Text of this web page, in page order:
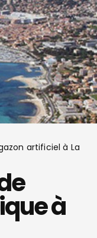
artificiel à La
à